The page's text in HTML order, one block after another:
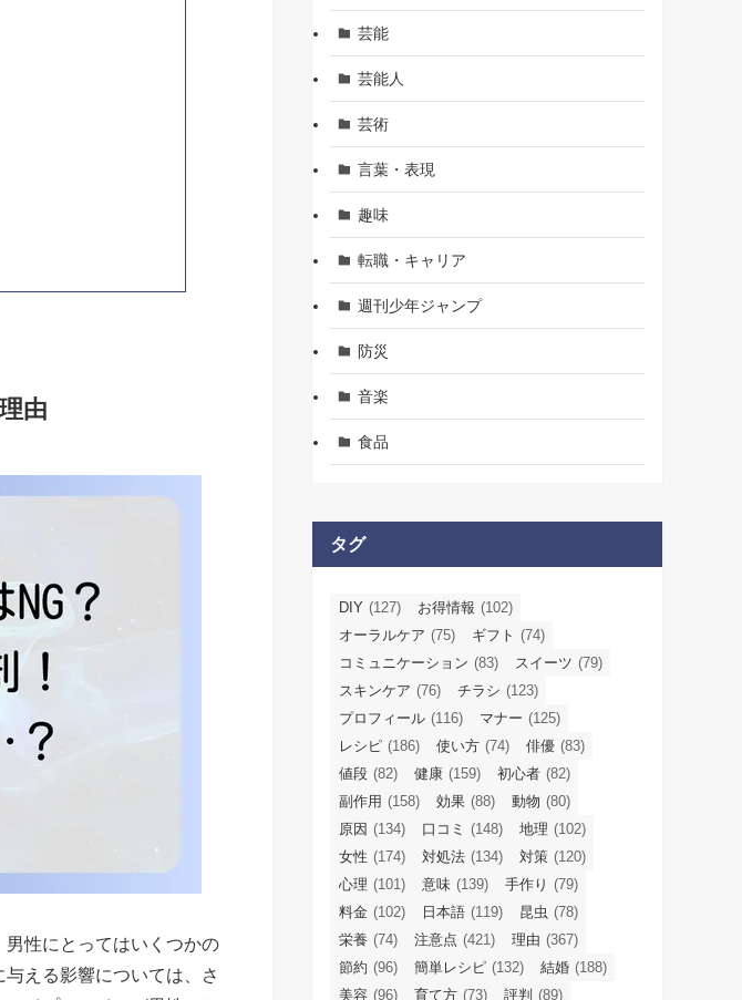
由
性にとってはいくつかの
える影響については、さ
芸能
芸能人
芸術
言葉・表現
趣味
転職・キャリア
週刊少年ジャンプ
防災
音楽
食品
タグ
DIY (127) お得情報 (102)
オーラルケア (75) ギフト (74)
コミュニケーション (83) スイーツ (79)
スキンケア (76) チラシ (123)
プロフィール (116) マナー (125)
レシピ (186) 使い方 (74) 俳優 (83)
値段 (82) 健康 (159) 初心者 (82)
副作用 (158) 効果 (88) 動物 (80)
原因 (134) 口コミ (148) 地理 (102)
女性 (174) 対処法 (134) 対策 (120)
心理 (101) 意味 (139) 手作り (79)
料金 (102) 日本語 (119) 昆虫 (78)
栄養 (74) 注意点 (421) 理由 (367)
節約 (96) 簡単レシピ (132) 結婚 (188)
美容 (96) 育て方 (73) 評判 (89)